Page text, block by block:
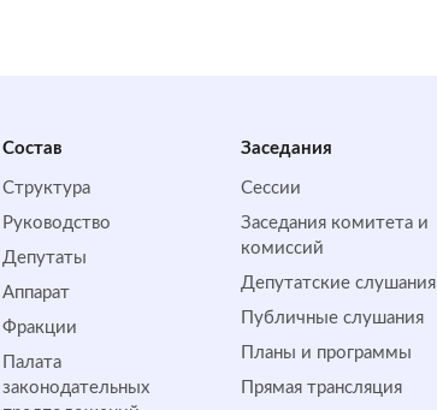
Состав
Структура
Руководство
Депутаты
Аппарат
Фракции
Палата
законодательных
Заседания
Сессии
Заседания комитета и
комиссий
Депутатские слушания
Публичные слушания
Планы и программы
Прямая трансляция